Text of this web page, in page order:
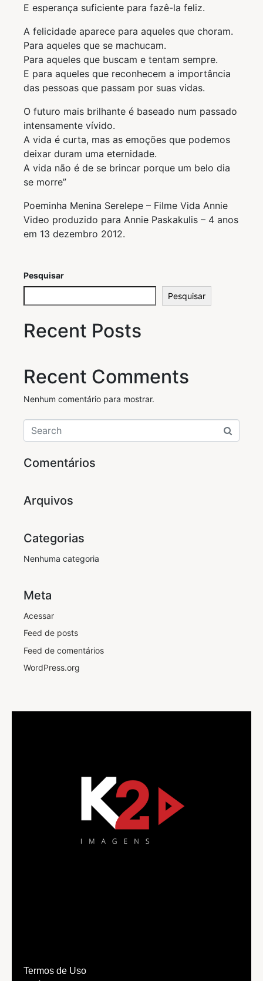
E esperança suficiente para fazê-la feliz.
A felicidade aparece para aqueles que choram.
Para aqueles que se machucam.
Para aqueles que buscam e tentam sempre.
E para aqueles que reconhecem a importância
das pessoas que passam por suas vidas.
O futuro mais brilhante é baseado num passado
intensamente vívido.
A vida é curta, mas as emoções que podemos
deixar duram uma eternidade.
A vida não é de se brincar porque um belo dia
se morre”
Poeminha Menina Serelepe – Filme Vida Annie
Video produzido para Annie Paskakulis – 4 anos
em 13 dezembro 2012.
Pesquisar
Pesquisar
Recent Posts
Recent Comments
Nenhum comentário para mostrar.
Comentários
Arquivos
Categorias
Nenhuma categoria
Meta
Acessar
Feed de posts
Feed de comentários
WordPress.org
Termos de Uso